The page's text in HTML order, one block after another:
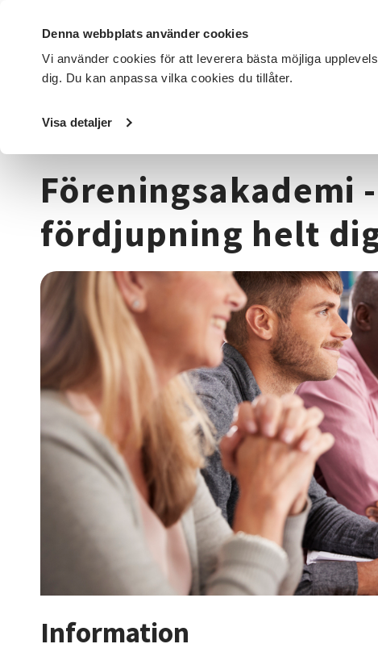
Denna webbplats använder cookies
Vi använder cookies för att leverera bästa möjliga
dig. Du kan anpassa vilka cookies du tillåter.
Visa detaljer
DET HÄR GÖR VI FÖR DIG SOM SÖK KURSER OCH EVENEMANG
Startsida / Kurser och evenemang
Föreningsakademi
fördjupning helt
Information